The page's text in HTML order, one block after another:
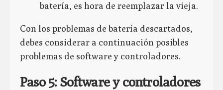
batería, es hora de reemplazar la vieja.
Con los problemas de batería descartados,
debes considerar a continuación posibles
problemas de software y controladores.
Paso 5: Software y controladores